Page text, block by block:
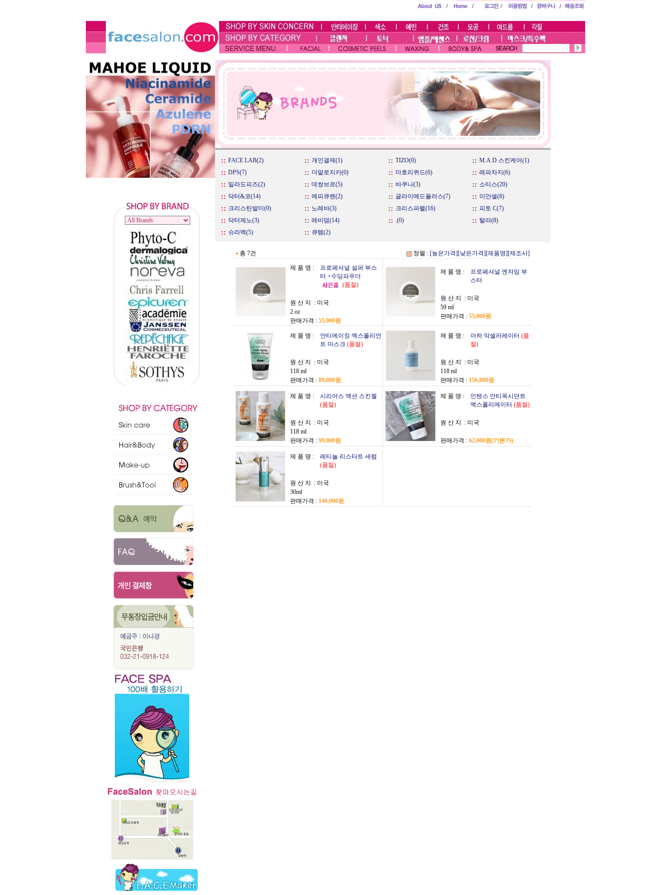
FACE LAB(2) 개인결제(1) TIZO(0)
M.A.D 스킨케어(1)
DPS(7)
더말로지카(0) 마호리퀴드(6)
레파차지(6)
밀라도피즈(2)
데쌍브르(5) 바쿠나(3)
소티스(20)
닥터&코(14)
에피큐렌(2) 글라이메드플러스(7)
이안셀(8)
크리스틴발미(0)
노레바(3) 크리스파렐(16)
피토 C(7)
닥터제노(3)
레비덤(14) .(0)
탈라(8)
슈라멕(5)
큐템(2)
총 7건 정렬 : [높은가격][낮은가격][제품명][제조사]
제 품 명 :
프로페셔널 설퍼 부스
터 +수딩파우더
(품절)
원 산 지 : 미국
2 oz
판매가격 : 55,000원
제 품 명 :
프로페셔널 엔자임 부
스터
원 산 지 : 미국
59 ml
판매가격 : 55,000원
제 품 명 :
안티에이징 엑스폴리언
트 마스크 (품절)
원 산 지 : 미국
118 ml
판매가격 : 89,000원
제 품 명 : 아하 악셀러레이터 (품
절)
원 산 지 : 미국
118 ml
판매가격 : 156,000원
제 품 명 :
시리어스 액션 스킨젤
(품절)
원 산 지 : 미국
118 ml
판매가격 : 99,000원
제 품 명 :
인텐스 안티옥시던트
엑스폴리에이터 (품절)
원 산 지 : 미국
판매가격 : 62,000원(기본가)
제 품 명 :
레티놀 리스타트 세럼
(품절)
원 산 지 : 미국
30ml
판매가격 : 140,000원